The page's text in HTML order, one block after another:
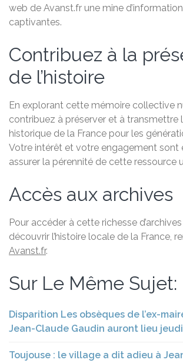
web de Avanst.fr une mine
captivantes.
Contribuez à la
de l’histoire
En explorant cette mémoire collective
contribuez à préserver et à transmettre
historique de la France pour les
Votre intérêt et votre engagement sont
assurer la pérennité de cette ressource
Accès aux archives
Pour accéder à cette richesse
découvrir l’histoire locale de la France,
Avanst.fr.
Sur Le Même Sujet:
Disparition Les obsèques de l’ex-
Jean-Claude Gaudin auront lieu jeudi
Toujouse : le village a dit adieu à